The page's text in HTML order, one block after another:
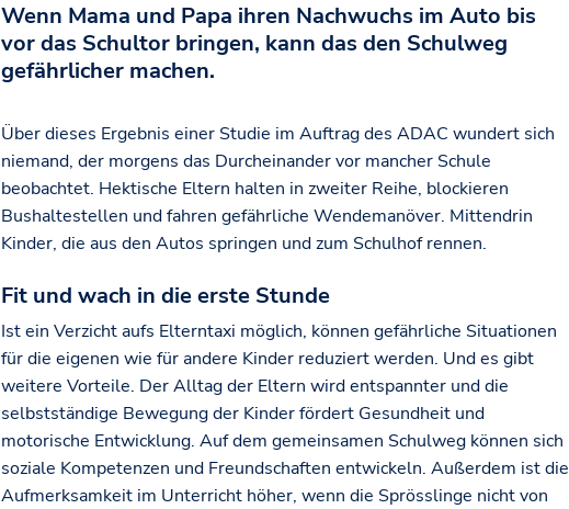
Wenn Mama und Papa ihren Nachwuchs im Auto bis
vor das Schultor bringen, kann das den Schulweg
gefährlicher machen.
Über dieses Ergebnis einer Studie im Auftrag des ADAC wundert sich
niemand, der morgens das Durcheinander vor mancher Schule
beobachtet. Hektische Eltern halten in zweiter Reihe, blockieren
Bushaltestellen und fahren gefährliche Wendemanöver. Mittendrin
Kinder, die aus den Autos springen und zum Schulhof rennen.
Fit und wach in die erste Stunde
Ist ein Verzicht aufs Elterntaxi möglich, können gefährliche Situationen
für die eigenen wie für andere Kinder reduziert werden. Und es gibt
weitere Vorteile. Der Alltag der Eltern wird entspannter und die
selbstständige Bewegung der Kinder fördert Gesundheit und
motorische Entwicklung. Auf dem gemeinsamen Schulweg können sich
soziale Kompetenzen und Freundschaften entwickeln. Außerdem ist die
Aufmerksamkeit im Unterricht höher, wenn die Sprösslinge nicht von